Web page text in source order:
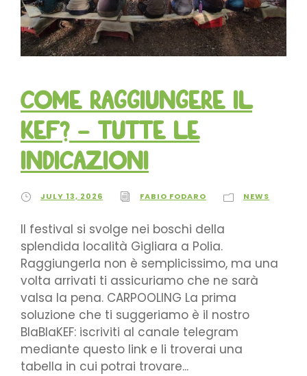
Come raggiungere il
KEF? – tutte le
indicazioni
JULY 13, 2026 FABIO FODARO NEWS
Il festival si svolge nei boschi della
splendida località Gigliara a Polia.
Raggiungerla non è semplicissimo, ma una
volta arrivati ti assicuriamo che ne sarà
valsa la pena. CARPOOLING La prima
soluzione che ti suggeriamo è il nostro
BlaBlaKEF: iscriviti al canale telegram
mediante questo link e li troverai una
tabella in cui potrai trovare...